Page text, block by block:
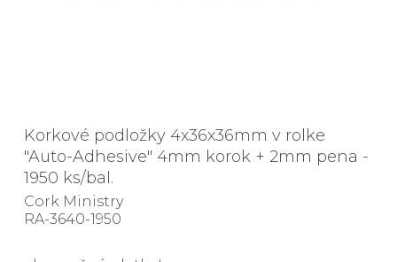
Korkové podložky 4x36x36mm v rolke
"Auto-Adhesive" 4mm korok + 2mm pena -
1950 ks/bal.
Cork Ministry
RA-3640-1950